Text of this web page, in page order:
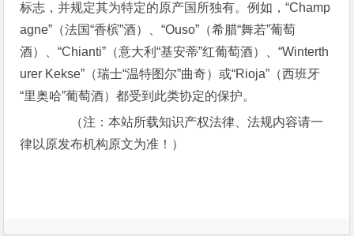
标志，并规定其为特定的原产国所独有。例如，“Champ
agne”（法国“香槟”酒）、“Ouso”（希腊“舞若”葡萄
酒）、“Chianti”（意大利“基安蒂”红葡萄酒）、“Winterth
urer Kekse”（瑞士“温特图尔”曲奇）或“Rioja”（西班牙
“里奥哈”葡萄酒）都受到此类协定的保护。
（注：本站所载知识产权法律、法规内容请一
律以原发布机构原文为准！）